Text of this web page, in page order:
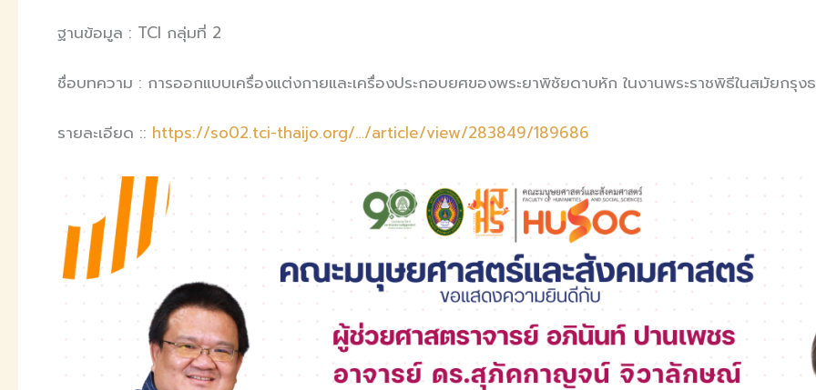
ฐานข้อมูล : TCI กลุ่มที่ 2
ชื่อบทความ : การออกแบบเครื่องแต่งกายและเครื่องประกอบยศของพระยาพิชัยดาบหัก ในงานพระราชพิธีในสมัยกรุง
รายละเอียด :: https://so02.tci-thaijo.org/…/article/view/283849/189686